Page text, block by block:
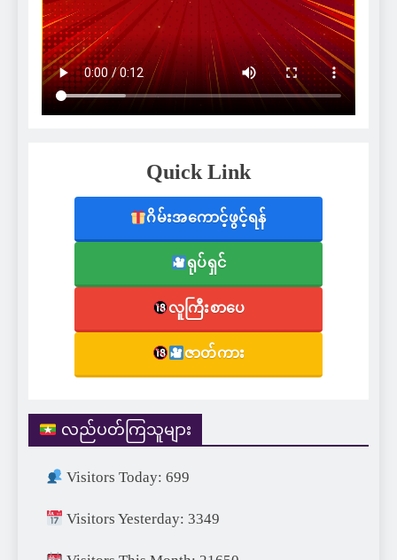
Quick Link
ဂိမ်းအကောင့်ဖွင့်ရန်
ရုပ်ရှင်
လူကြီးစာပေ
ဇာတ်ကား
လည်ပတ်ကြသူများ
Visitors Today: 699
Visitors Yesterday: 3349